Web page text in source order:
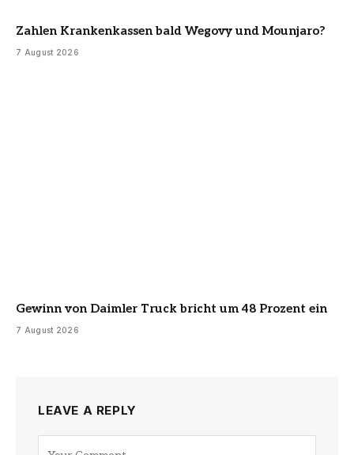
Zahlen Krankenkassen bald Wegovy und Mounjaro?
7 August 2026
Gewinn von Daimler Truck bricht um 48 Prozent ein
7 August 2026
LEAVE A REPLY